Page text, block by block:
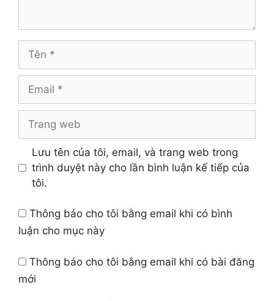
web
Lưu tên của tôi, email, và trang web trong
trình duyệt này cho lần bình luận kế tiếp của
tôi.
Thông báo cho tôi bằng email khi có bình
luận cho mục này
Thông báo cho tôi bằng email khi có bài đăng
mới